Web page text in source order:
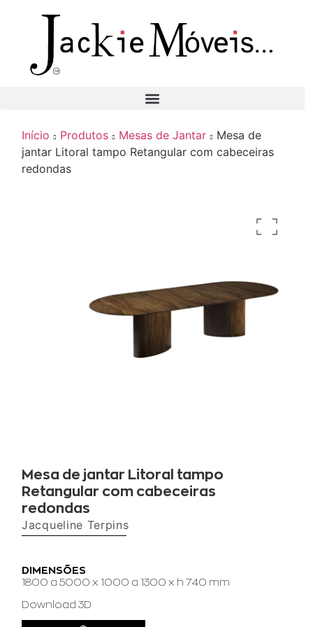
Início Produtos Mesas de Jantar
Mesa de
jantar Litoral tampo Retangular com cabeceiras
redondas
Mesa de jantar Litoral tampo
Retangular com cabeceiras
redondas
Jacqueline Terpins
DIMENSÕES
1800 a 5000 x 1000 a 1300 x h 740 mm
Download 3D